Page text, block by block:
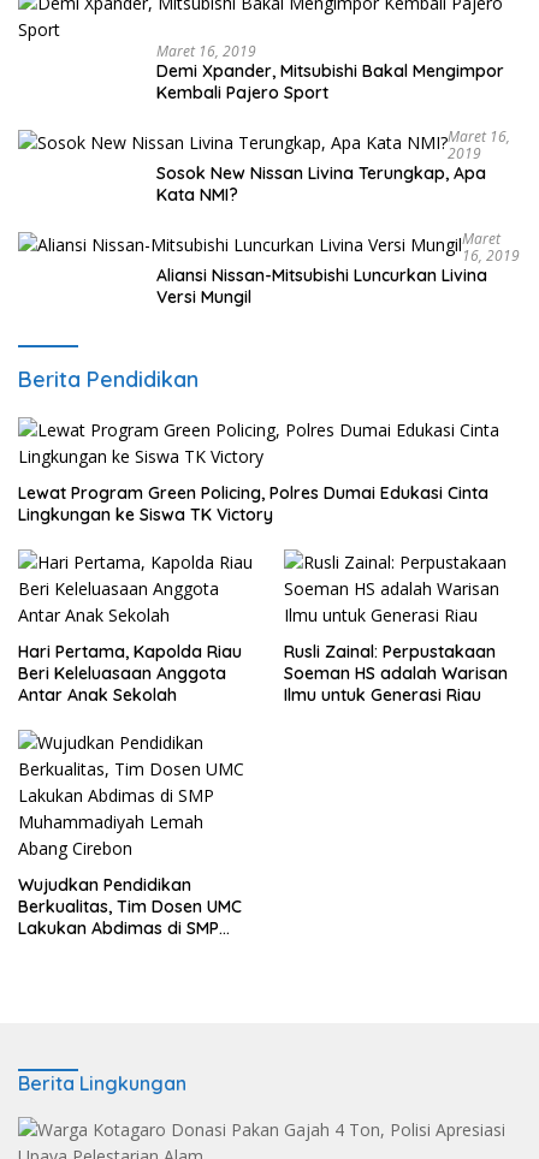
Maret 16, 2019
Demi Xpander, Mitsubishi Bakal Mengimpor
Kembali Pajero Sport
Maret 16,
2019
Sosok New Nissan Livina Terungkap, Apa
Kata NMI?
Maret
16, 2019
Aliansi Nissan-Mitsubishi Luncurkan Livina
Versi Mungil
Berita Pendidikan
Lewat Program Green Policing, Polres Dumai Edukasi Cinta
Lingkungan ke Siswa TK Victory
Hari Pertama, Kapolda Riau
Beri Keleluasaan Anggota
Antar Anak Sekolah
Rusli Zainal: Perpustakaan
Soeman HS adalah Warisan
Ilmu untuk Generasi Riau
Wujudkan Pendidikan
Berkualitas, Tim Dosen UMC
Lakukan Abdimas di SMP
Berita Lingkungan